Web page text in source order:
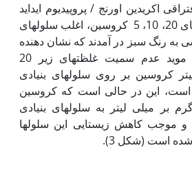
اکریدین اورنج / پروپیدیوم ایداید
نشان داد که در غلظت‏های 20، 10، 5 کروسین، اغلب سلول‏های
به رنگ سبز در آمدند که نشان دهنده
زنده بودن سلول‏ها و موید عدم سمیت غلظت‏های زیر 20
کروسین بر روی سلول‏های بنیادی
است، این در حالی است که کروسین
میکروگرم بر میلی لیتر به سلول‏های بنیادی
و موجب کاهش زیستایی این سلول‏ها
است (شکل 3).